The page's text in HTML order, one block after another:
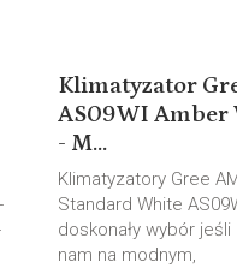
Klimatyzator
AS09WI Amber
- M...
Klimatyzatory Gree
Standard White
doskonały wybór jeśli
nam na modnym,